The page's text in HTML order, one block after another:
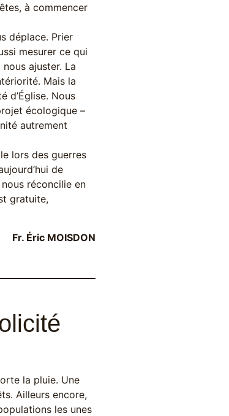
à commencer
déplace. Prier
mesurer ce qui
ajuster. La
Mais la
d’Église. Nous
écologique –
autrement
lors des guerres
de
réconcilie en
gratuite,
Fr. Éric MOISDON
la pluie. Une
Ailleurs encore,
les unes